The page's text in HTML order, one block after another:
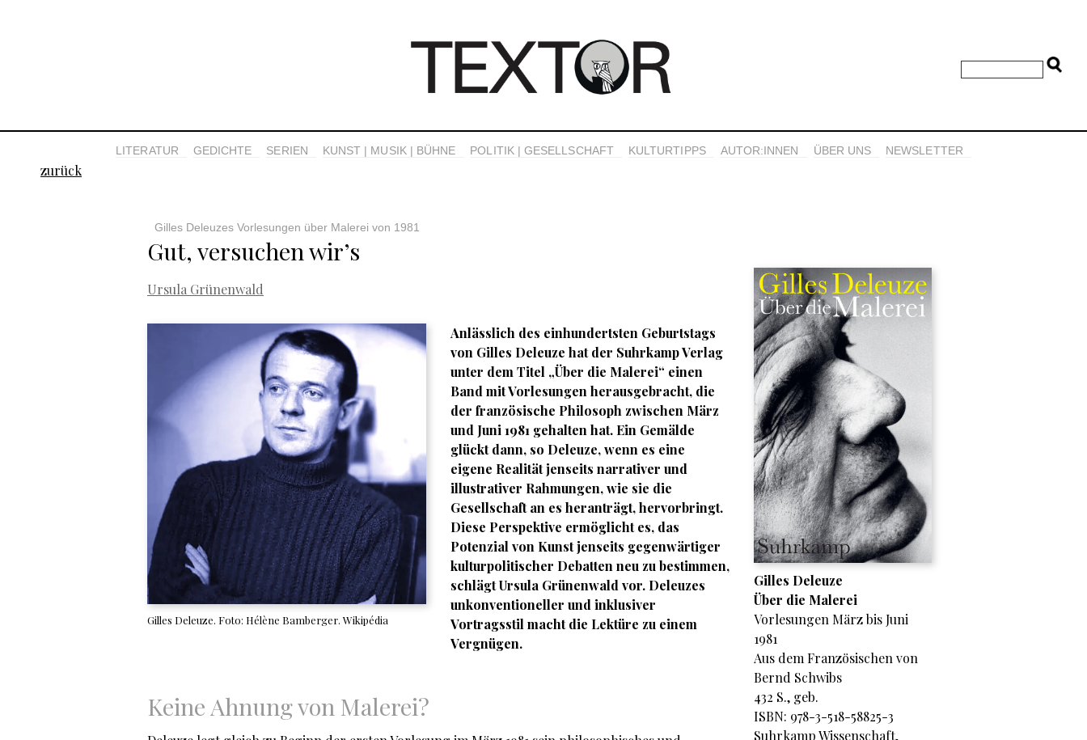
LITERATUR GEDICHTE SERIEN KUNST | MUSIK | BÜHNE POLITIK | GESELLSCHAFT KULTURTIPPS AUTOR:INNEN ÜBER UNS NEWSLETTER
zurück
Gilles Deleuzes Vorlesungen über Malerei von 1981
Gut, versuchen wir’s
Ursula Grünenwald
Gilles Deleuze. Foto: Hélène Bamberger. Wikipédia
Anlässlich des einhundertsten Geburtstags
von Gilles Deleuze hat der Suhrkamp Verlag
unter dem Titel „Über die Malerei“ einen
Band mit Vorlesungen herausgebracht, die
der französische Philosoph zwischen März
und Juni 1981 gehalten hat. Ein Gemälde
glückt dann, so Deleuze, wenn es eine
eigene Realität jenseits narrativer und
illustrativer Rahmungen, wie sie die
Gesellschaft an es heranträgt, hervorbringt.
Diese Perspektive ermöglicht es, das
Potenzial von Kunst jenseits gegenwärtiger
kulturpolitischer Debatten neu zu bestimmen,
schlägt Ursula Grünenwald vor. Deleuzes
unkonventioneller und inklusiver
Vortragsstil macht die Lektüre zu einem
Vergnügen.
Keine Ahnung von Malerei?
Gilles Deleuze
Über die Malerei
Vorlesungen März bis Juni
1981
Aus dem Französischen von
Bernd Schwibs
432 S., geb.
ISBN: 978-3-518-58825-3
Suhrkamp Wissenschaft,